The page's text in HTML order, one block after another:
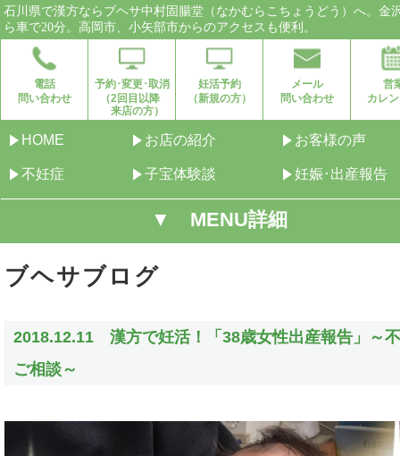
石川県で漢方ならブヘサ中村固腸堂（なかむらこちょうどう）へ。金
ら車で20分。高岡市、小矢部市からのアクセスも便利。
電話
問い合わせ
予約･変更･取消
（2回目以降
来店の方）
妊活予約
（新規の方）
メール
問い合わせ
営
カレ
HOME お店の紹介 お客様の声
不妊症 子宝体験談 妊娠･出産報告
▼ MENU詳細
ブヘサブログ
2018.12.11 漢方で妊活！「38歳女性出産報告」～
ご相談～